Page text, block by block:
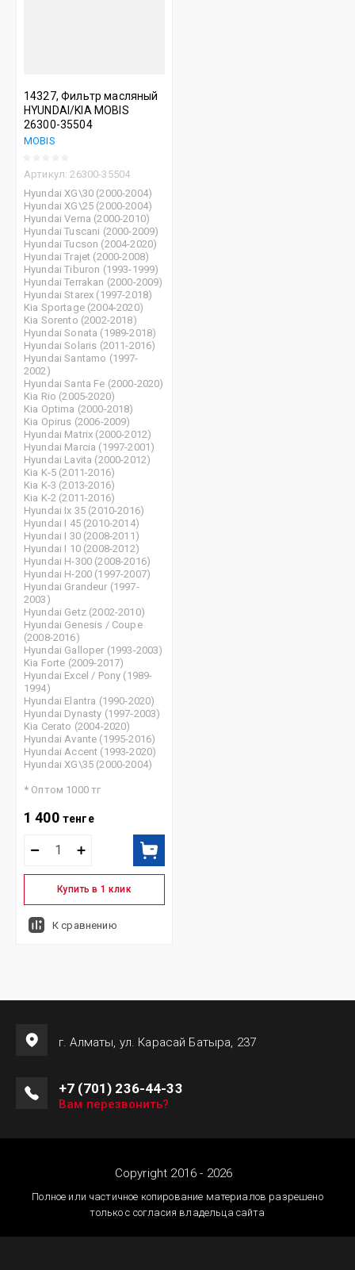
14327, Фильтр масляный
HYUNDAI/KIA MOBIS
26300-35504
MOBIS
Артикул: 26300-35504
Hyundai XG\30 (2000-2004)
Hyundai XG\25 (2000-2004)
Hyundai Verna (2000-2010)
Hyundai Tuscani (2000-2009)
Hyundai Tucson (2004-2020)
Hyundai Trajet (2000-2008)
Hyundai Tiburon (1993-1999)
Hyundai Terrakan (2000-2009)
Hyundai Starex (1997-2018)
Kia Sportage (2004-2020)
Kia Sorento (2002-2018)
Hyundai Sonata (1989-2018)
Hyundai Solaris (2011-2016)
Hyundai Santamo (1997-
2002)
Hyundai Santa Fe (2000-2020)
Kia Rio (2005-2020)
Kia Optima (2000-2018)
Kia Opirus (2006-2009)
Hyundai Matrix (2000-2012)
Hyundai Marcia (1997-2001)
Hyundai Lavita (2000-2012)
Kia K-5 (2011-2016)
Kia K-3 (2013-2016)
Kia K-2 (2011-2016)
Hyundai Ix 35 (2010-2016)
Hyundai I 45 (2010-2014)
Hyundai I 30 (2008-2011)
Hyundai I 10 (2008-2012)
Hyundai H-300 (2008-2016)
Hyundai H-200 (1997-2007)
Hyundai Grandeur (1997-
2003)
Hyundai Getz (2002-2010)
Hyundai Genesis / Coupe
(2008-2016)
Hyundai Galloper (1993-2003)
Kia Forte (2009-2017)
Hyundai Excel / Pony (1989-
1994)
Hyundai Elantra (1990-2020)
Hyundai Dynasty (1997-2003)
Kia Cerato (2004-2020)
Hyundai Avante (1995-2016)
Hyundai Accent (1993-2020)
Hyundai XG\35 (2000-2004)
* Оптом 1000 тг
1 400 тенге
Купить в 1 клик
К сравнению
г. Алматы, ул. Карасай Батыра, 237
+7 (701) 236-44-33
Вам перезвонить?
Copyright 2016 - 2026
Полное или частичное копирование материалов разрешено
только с согласия владельца сайта